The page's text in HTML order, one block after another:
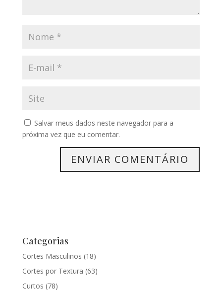
Salvar meus dados neste navegador para a
próxima vez que eu comentar.
Categorias
Cortes Masculinos (18)
Cortes por Textura (63)
Curtos (78)